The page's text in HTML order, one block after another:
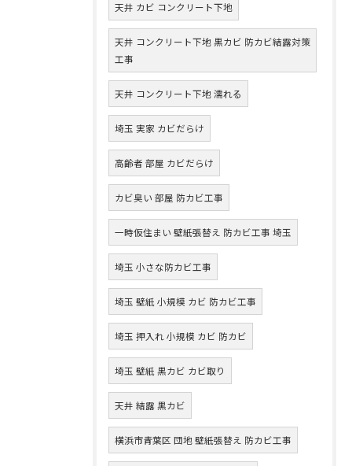
天井 カビ コンクリート下地
天井 コンクリート下地 黒カビ 防カビ結露対策
工事
天井 コンクリート下地 濡れる
埼玉 実家 カビだらけ
高齢者 部屋 カビだらけ
カビ臭い 部屋 防カビ工事
一時仮住まい 壁紙張替え 防カビ工事 埼玉
埼玉 小さな防カビ工事
埼玉 壁紙 小規模 カビ 防カビ工事
埼玉 押入れ 小規模 カビ 防カビ
埼玉 壁紙 黒カビ カビ取り
天井 結露 黒カビ
横浜市青葉区 団地 壁紙張替え 防カビ工事